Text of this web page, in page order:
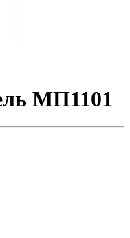
МП1101